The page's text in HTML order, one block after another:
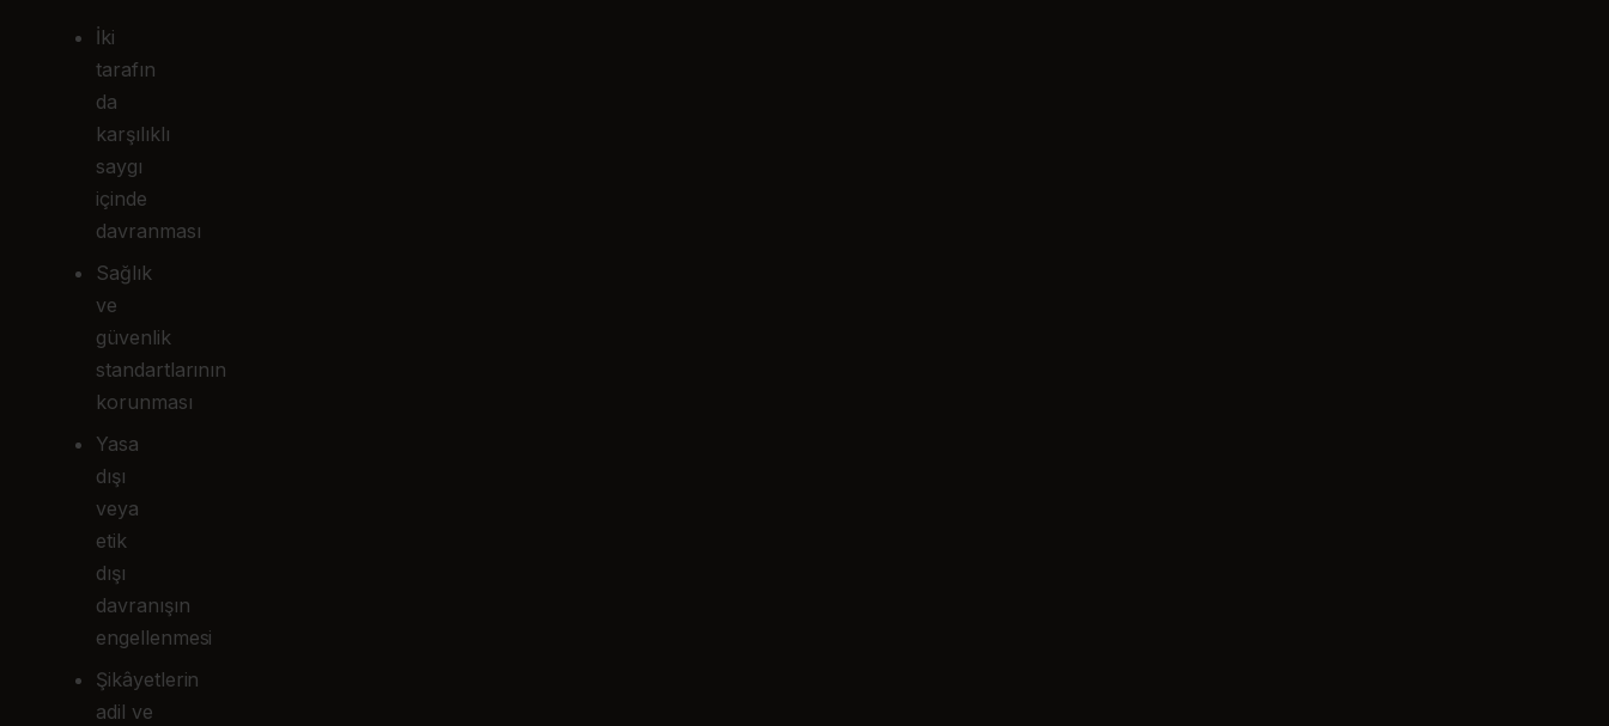
İki
tarafın
da
karşılıklı
saygı
içinde
davranması
Sağlık
ve
güvenlik
standartlarının
korunması
Yasa
dışı
veya
etik
dışı
davranışın
engellenmesi
Şikâyetlerin
adil ve